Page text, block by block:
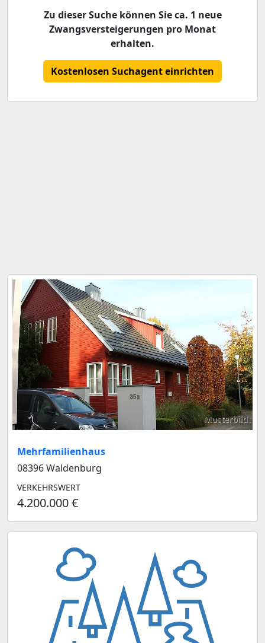
Zu dieser Suche können Sie ca. 1 neue
Zwangsversteigerungen pro Monat
erhalten.
Kostenlosen Suchagent einrichten
Musterbild
Mehrfamilienhaus
08396 Waldenburg
VERKEHRSWERT
4.200.000 €